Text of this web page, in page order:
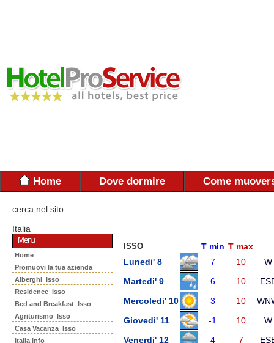
Home Dove dormire Come
cerca nel sito
Italia
Menu
Home
Promuovi la tua azienda
Alberghi Isso
Residence Isso
Bed and Breakfast Isso
Agriturismo Isso
Casa Vacanza Isso
Italia Info
ISSO T min T max
Lunedi' 8
7 10
W
Martedi' 9
6 10
Mercoledi' 10
3 10
Giovedi' 11
-1 10
W
Venerdi' 12
4 7